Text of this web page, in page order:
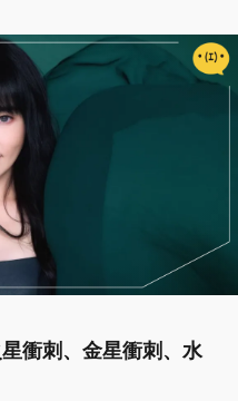
衝刺、金星衝刺、水